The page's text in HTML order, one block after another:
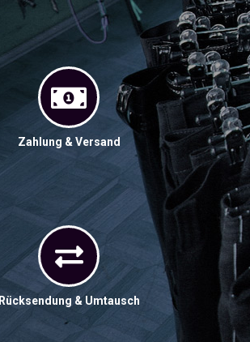
Zahlung & Versand
Rücksendung & Umtausch